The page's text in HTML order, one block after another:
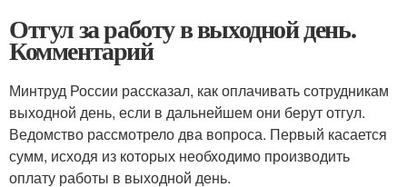
Отгул за работу в выходной день.
Комментарий
Минтруд России рассказал, как оплачивать сотрудникам
выходной день, если в дальнейшем они берут отгул.
Ведомство рассмотрело два вопроса. Первый касается
сумм, исходя из которых необходимо производить
оплату работы в выходной день.